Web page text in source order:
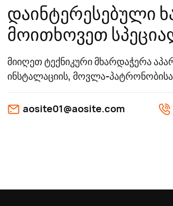
დაინტერესებული
მოითხოვეთ
მიიღეთ ტექნიკური მხარდაჭერა
ინსტალაციის, მოვლა-
aosite01@aosite.com